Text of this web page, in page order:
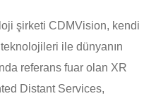
şirketi CDMVision, kendi
ile dünyanın
referans fuar olan XR
Distant Services,